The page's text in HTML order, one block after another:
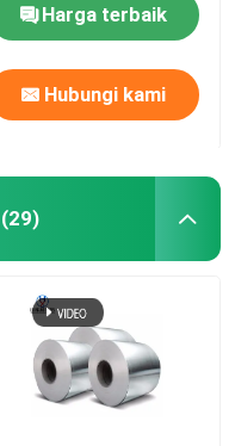
Harga terbaik
Hubungi kami
(29)